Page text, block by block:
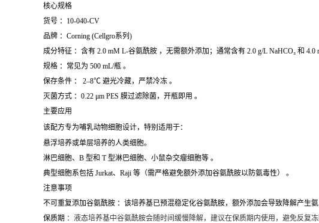
核心规格
货号 ：10-040-CV
品牌 ：Corning (Cellgro系列)
成分特征 ：含有 2.0 mM L-谷氨酰胺 ，无需额外添加；通常含有 2.0 g/L NaHCO₃ 和 4.0
规格 ：常见为 500 mL/瓶 。
保存条件 ： 2–8℃ 避光冷藏，严禁冷冻 。
灭菌方式 ：0.22 μm PES 膜过滤除菌，开瓶即用 。
主要应用
该配方专为哺乳动物细胞设计，特别适用于：
悬浮培养或单层培养的人类细胞。
淋巴细胞、B 型和 T 型淋巴细胞、小鼠杂交瘤细胞等 。
典型细胞系包括 Jurkat、Raji 等（需严格避免额外添加谷氨酰胺以防氨毒性） 。
注意事项
不可重复添加谷氨酰胺 ：该培养基已预混稳定化谷氨酰胺，额外添加会导致降解产生氨
保质期 ：液态培养基中谷氨酰胺会随时间缓慢降解，建议在保质期内使用，避免反复冻